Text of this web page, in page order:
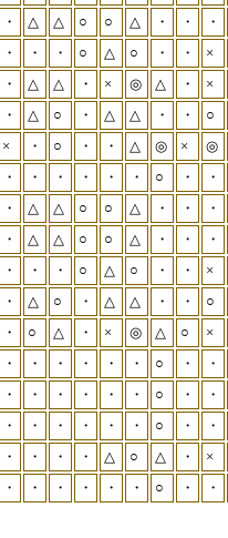
・ △ △ ○ ○ △ ・ ・ ・
・ ・ ・ ○ △ ○ ・ ・ ×
・ △ △ ・ × ◎ △ ・ ×
・ △ ○ ・ △ △ ・ ・ ○
× ・ ○ ・ ・ △ ◎ × ◎
・ ・ ・ ・ ・ ・ ○ ・ ・
・ △ △ ○ ○ △ ・ ・ ・
・ △ △ ○ ○ △ ・ ・ ・
・ ・ ・ ○ △ ○ ・ ・ ×
・ △ ○ ・ △ △ ・ ・ ○
・ ○ △ ・ × ◎ △ ○ ×
・ ・ ・ ・ ・ ・ ○ ・ ・
・ ・ ・ ・ ・ ・ ○ ・ ・
・ ・ ・ ・ ・ ・ ○ ・ ・
・ ・ ・ ・ △ ○ △ ・ ×
・ ・ ・ ・ ・ ・ ○ ・ ・